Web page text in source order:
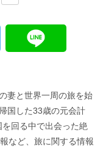
妻と世界一周の旅を始
国した33歳の元会計
回る中で出会った絶
など、旅に関する情報